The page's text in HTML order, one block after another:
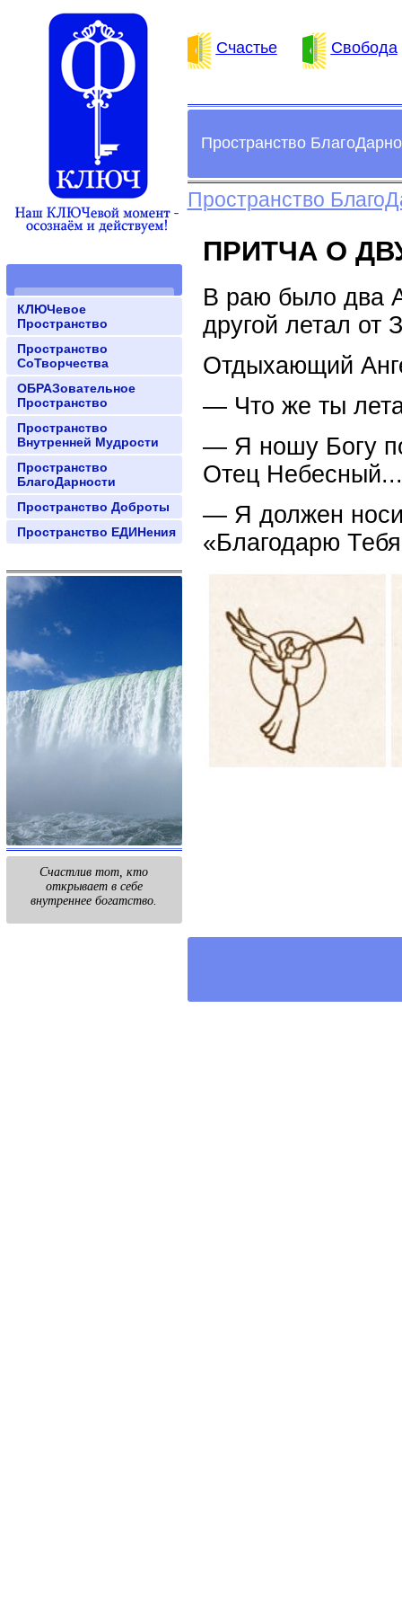
КЛЮЧевое
Пространство
Пространство
СоТворчества
ОБРАЗовательное
Пространство
Пространство
Внутренней Мудрости
Пространство
БлагоДарности
Пространство Доброты
Пространство ЕДИНения
Счастлив тот, кто
открывает в себе
внутреннее богатство.
Счастье Свобода
Пространство
Пространство
ПРИТЧА О
В раю было два
другой летал от
Отдыхающий
— Что же ты
— Я ношу Богу
Отец
— Я должен
«Благодарю